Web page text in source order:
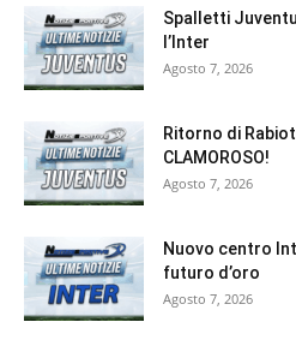
Spalletti
l’Inter
Agosto 7, 2026
Ritorno di
CLAMOROSO!
Agosto 7, 2026
Nuovo centro
futuro d’oro
Agosto 7, 2026